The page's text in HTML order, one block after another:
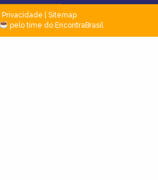
Privacidade
Sitemap
pelo time do EncontraBrasil